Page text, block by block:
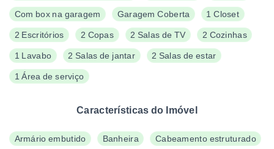
Com box na garagem Garagem Coberta 1 Closet
2 Escritórios 2 Copas 2 Salas de TV 2 Cozinhas
1 Lavabo 2 Salas de jantar 2 Salas de estar
1 Área de serviço
Características do Imóvel
Armário embutido Banheira Cabeamento estruturado